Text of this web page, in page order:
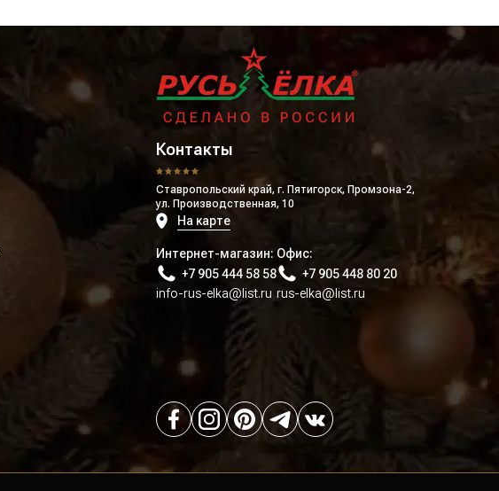
Контакты
Ставропольский край, г. Пятигорск, Промзона-2,
ул. Производственная, 10
На карте
Интернет-магазин:
+7 905 444 58 58
info-rus-elka@list.ru
Офис:
+7 905 448 80 20
rus-elka@list.ru